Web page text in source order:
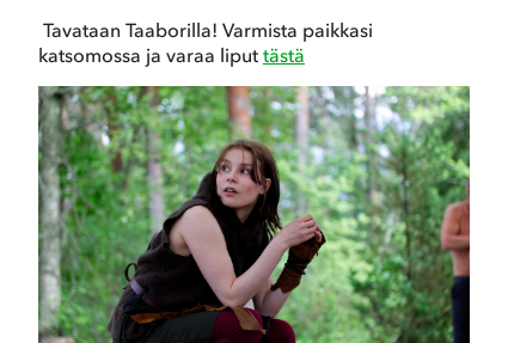
Tavataan Taaborilla! Varmista paikkasi
katsomossa ja varaa liput tästä